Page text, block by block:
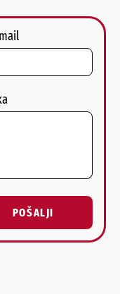
POŠALJI